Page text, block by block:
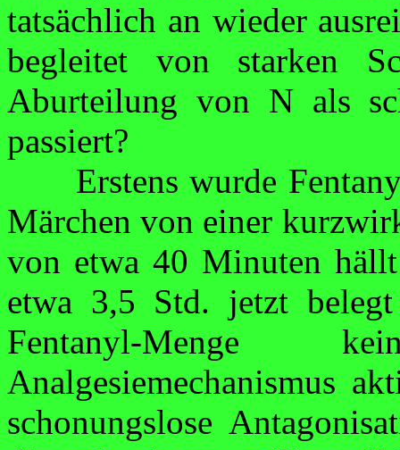
tatsächlich an wieder
begleitet von starken
Aburteilung von N als
passiert?
Erstens wurde
Märchen von einer
von etwa 40 Minuten hällt
etwa 3,5 Std. jetzt
Fentanyl-Menge kein
Analgesiemechanismus
schonungslose